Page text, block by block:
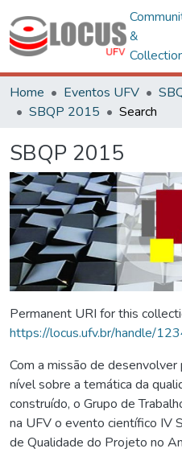
&
Home Eventos UFV
SBQP 2015
Search
SBQP 2015
Permanent URI for this
https://locus.ufv.br/handle/
Com a missão de
nível sobre a temática da
construído, o Grupo de
na UFV o evento científico IV
de Qualidade do Projeto no